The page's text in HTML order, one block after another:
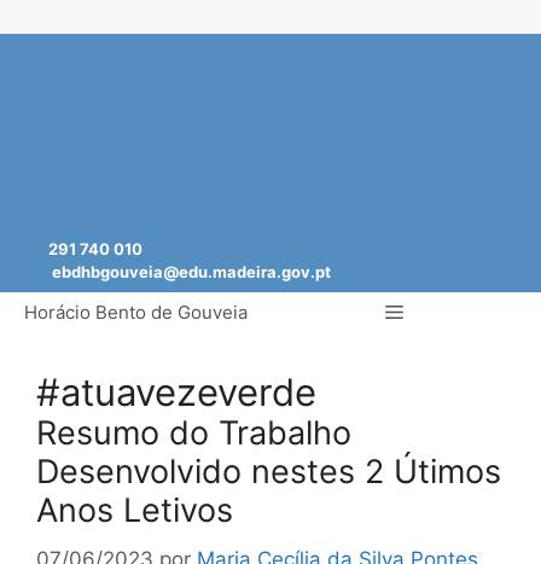
291 740 010
ebdhbgouveia@edu.madeira.gov.pt
Horácio Bento de Gouveia Menu
#atuavezeverde
Resumo do Trabalho
Desenvolvido nestes 2 Útimos
Anos Letivos
07/06/2023 por Maria Cecília da Silva Pontes